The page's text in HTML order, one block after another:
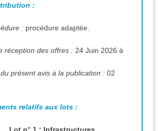
:
: procédure adaptée.
réception des offres : 24 Juin 2026 à
présent avis à la publication : 02
relatifs aux lots :